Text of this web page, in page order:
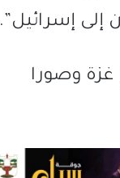
إسرائيل”.
غزة وصورا